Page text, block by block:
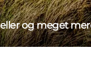
og meget